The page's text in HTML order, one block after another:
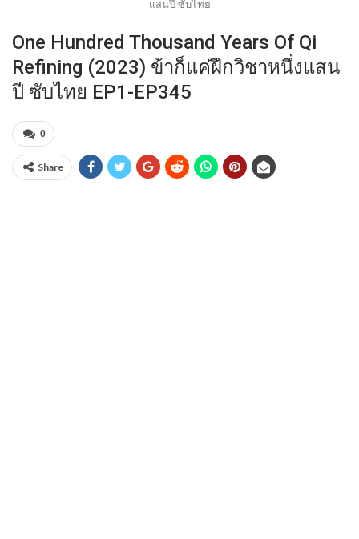
แสนปี ซับไทย
One Hundred Thousand Years Of Qi
Refining (2023) ข้าก็แค่ฝึกวิชาหนึ่งแสน
ปี ซับไทย EP1-EP345
0
Share